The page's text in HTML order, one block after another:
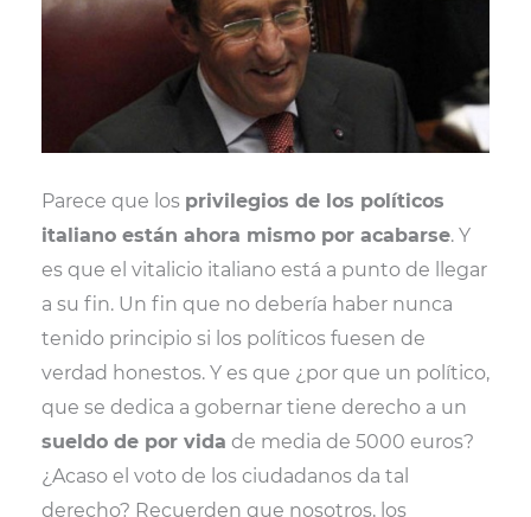
r
)
t
Parece que los privilegios de los políticos
italiano están ahora mismo por acabarse. Y
es que el vitalicio italiano está a punto de llegar
a su fin. Un fin que no debería haber nunca
tenido principio si los políticos fuesen de
verdad honestos. Y es que ¿por que un político,
que se dedica a gobernar tiene derecho a un
sueldo de por vida de media de 5000 euros?
¿Acaso el voto de los ciudadanos da tal
derecho? Recuerden que nosotros, los